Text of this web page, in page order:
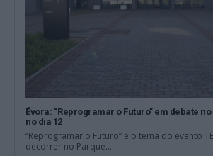
Évora: “Reprogramar o Futuro” em debate no
no dia 12
“Reprogramar o Futuro” é o tema do evento
decorrer no Parque...